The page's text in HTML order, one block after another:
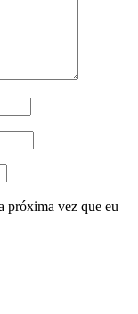
próxima vez que eu